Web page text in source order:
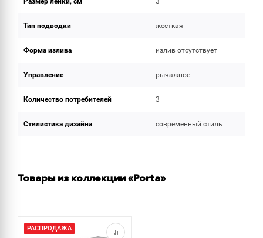
Тип подводки жесткая
Форма излива излив отсутствует
Управление рычажное
Количество потребителей 3
Стилистика дизайна современный стиль
Товары из коллекции «Porta»
РАСПРОДАЖА